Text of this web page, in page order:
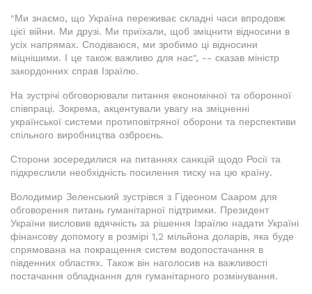
"Ми знаємо, що Україна переживає складні часи впродовж
цієї війни. Ми друзі. Ми приїхали, щоб зміцнити відносини в
усіх напрямах. Сподіваюся, ми зробимо ці відносини
міцнішими. І це також важливо для нас", -- сказав міністр
закордонних справ Ізраїлю.
На зустрічі обговорювали питання економічної та оборонної
співпраці. Зокрема, акцентували увагу на зміцненні
української системи протиповітряної оборони та перспективи
спільного виробництва озброєнь.
Сторони зосередилися на питаннях санкцій щодо Росії та
підкреслили необхідність посилення тиску на цю країну.
Володимир Зеленський зустрівся з Гідеоном Сааром для
обговорення питань гуманітарної підтримки. Президент
України висловив вдячність за рішення Ізраїлю надати Україні
фінансову допомогу в розмірі 1,2 мільйона доларів, яка буде
спрямована на покращення систем водопостачання в
південних областях. Також він наголосив на важливості
постачання обладнання для гуманітарного розмінування.